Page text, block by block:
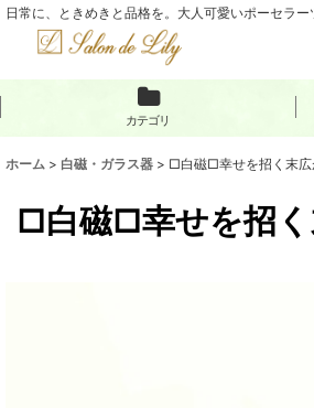
日常に、ときめきと品格を。大人可愛いポーセラ
カテゴリ
ホーム > 白磁・ガラス器 > □白磁□幸せを招く末
□白磁□幸せを招